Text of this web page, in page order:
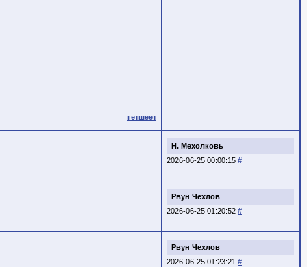
гетшеет
Н. Мехолковь
2026-06-25 00:00:15 #
Рвун Чехлов
2026-06-25 01:20:52 #
Рвун Чехлов
2026-06-25 01:23:21 #